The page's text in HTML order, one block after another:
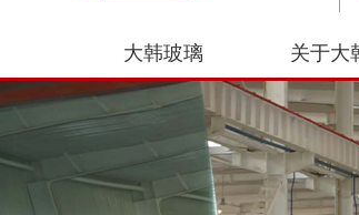
大韩玻璃 关于大